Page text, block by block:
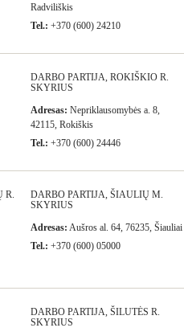
Radviliškis
Tel.: +370 (600) 24210
DARBO PARTIJA, ROKIŠKIO R.
SKYRIUS
Adresas: Nepriklausomybės a. 8,
42115, Rokiškis
Tel.: +370 (600) 24446
R.
DARBO PARTIJA, ŠIAULIŲ M.
SKYRIUS
Adresas: Aušros al. 64, 76235, Šiauliai
Tel.: +370 (600) 05000
DARBO PARTIJA, ŠILUTĖS R.
SKYRIUS